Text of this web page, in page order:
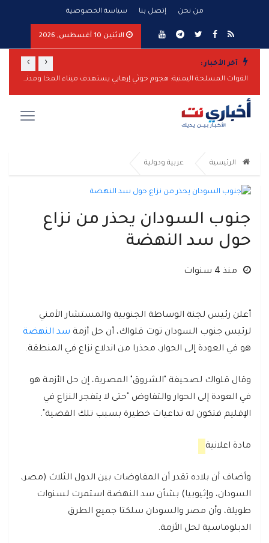
من نحن إتصل بنا سياسة الخصوصية
الاثنين 10 أغسطس, 2026
آخر الأخبار :
القوات المسلحة اليمنية: هجوم حوثي إرهابي يستهدف ميناء المخا ومدنيين
‹
›
الرئيسية عربية ودولية
جنوب السودان يحذر من نزاع
حول سد النهضة
منذ 4 سنوات
أعلن رئيس لجنة الوساطة الجنوبية والمستشار الأمني
لرئيس جنوب السودان توت قلواك، أن حل أزمة سد النهضة
هو في العودة إلى الحوار، محذرا من اندلاع نزاع في المنطقة.
وقال قلواك لصحيفة "الشروق" المصرية، إن حل الأزمة هو
في العودة إلى الحوار والتفاوض "حتى لا يتفجر النزاع في
الإقليم فتكون له تداعيات خطيرة بسبب تلك القضية".
مادة اعلانية
وأضاف أن بلاده تقدر أن المفاوضات بين الدول الثلاث (مصر،
السودان، وإثيوبيا) بشأن سد النهضة استمرت لسنوات
طويلة، وأن مصر والسودان سلكتا جميع الطرق
الدبلوماسية لحل الأزمة.